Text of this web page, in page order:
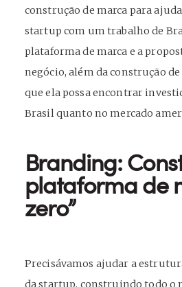
construção de marca para
startup com um trabalho de
plataforma de marca e a
negócio, além da construção
que ela possa encontrar
Brasil quanto no mercado
Branding:
plataforma de
zero”
Precisávamos ajudar a
da startup, construindo todo o